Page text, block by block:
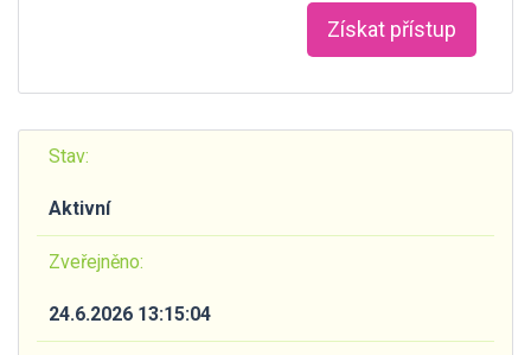
Získat přístup
Stav:
Aktivní
Zveřejněno:
24.6.2026 13:15:04